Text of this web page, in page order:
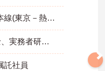
ＪＲ東海道本線(東京－熱海)「三島駅」バス・車13分
■介護福祉士、実務者研修、初任者研修 いずれか ※特養、老健、病院、有老などの実務経験1年以上ある方 ※身体介護の経験年以上ある方、機械浴の使用の経験のある方歓迎
託社員